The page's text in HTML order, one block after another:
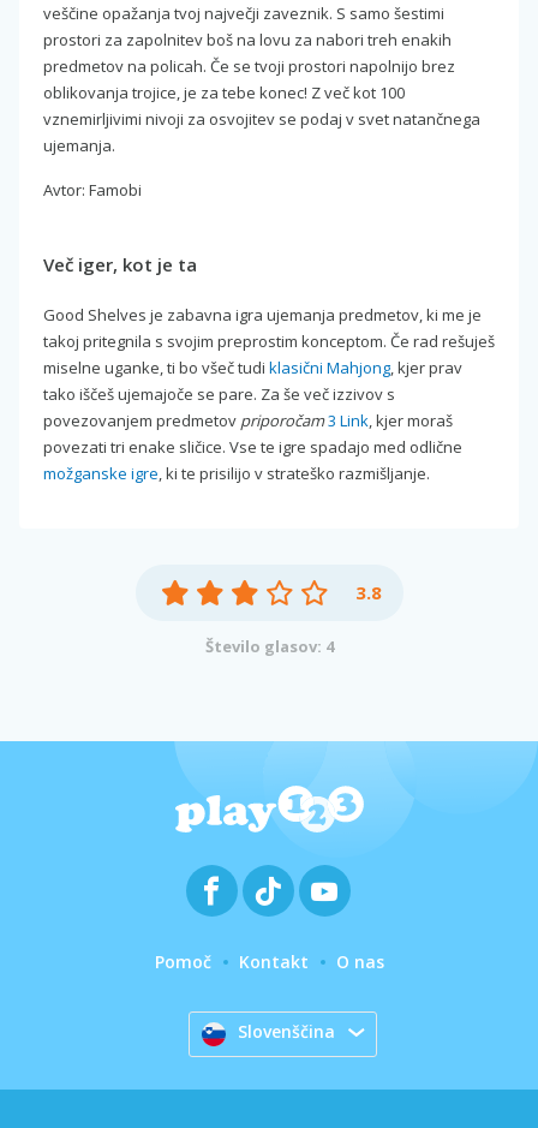
veščine opažanja tvoj največji zaveznik. S samo šestimi
prostori za zapolnitev boš na lovu za nabori treh enakih
predmetov na policah. Če se tvoji prostori napolnijo brez
oblikovanja trojice, je za tebe konec! Z več kot 100
vznemirljivimi nivoji za osvojitev se podaj v svet natančnega
ujemanja.
Avtor: Famobi
Več iger, kot je ta
Good Shelves je zabavna igra ujemanja predmetov, ki me je
takoj pritegnila s svojim preprostim konceptom. Če rad rešuješ
miselne uganke, ti bo všeč tudi klasični Mahjong, kjer prav
tako iščeš ujemajoče se pare. Za še več izzivov s
povezovanjem predmetov priporočam3 Link, kjer moraš
povezati tri enake sličice. Vse te igre spadajo med odlične
možganske igre, ki te prisilijo v strateško razmišljanje.
3.8
Število glasov: 4
Pomoč Kontakt O nas
Slovenščina